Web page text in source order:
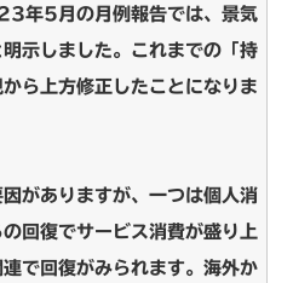
年5月の月例報告では、景気
示しました。これまでの「持
ら上方修正したことになりま
がありますが、一つは個人消
回復でサービス消費が盛り上
で回復がみられます。海外か